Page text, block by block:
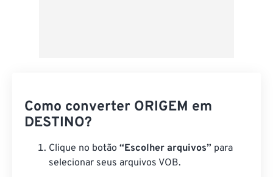
Como converter ORIGEM em
DESTINO?
Clique no botão “Escolher arquivos” para
selecionar seus arquivos VOB.